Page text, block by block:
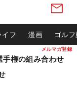
メルマガ登録
イフ 漫画 ゴル
権の組み合わせ